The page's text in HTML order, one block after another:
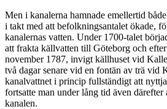
Men i kanalerna hamnade emellertid
i takt med att befolkningsantalet ökade,
kanalernas vatten. Under 1700-talet
att frakta källvatten till Göteborg och
november 1787, invigt källhuset vid
två dagar senare vid en fontän av trä vid
kanalvattnet i princip fullständigt att
fortsatte man under lång tid även
kanalen.